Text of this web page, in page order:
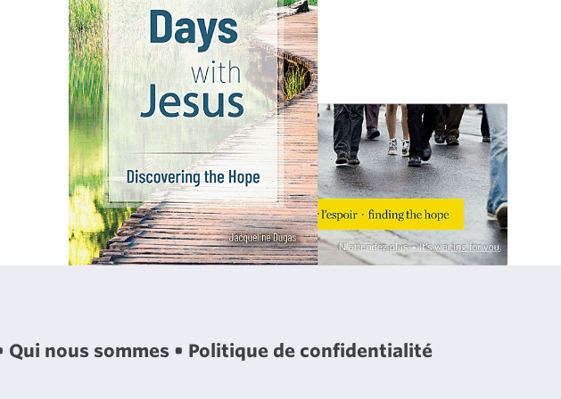
Qui nous sommes Politique de confidentialité